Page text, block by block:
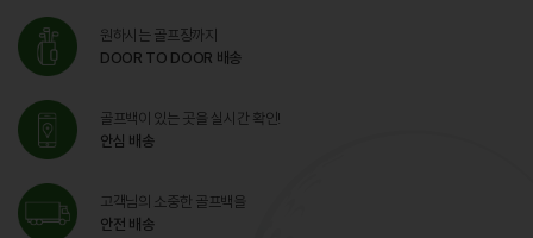
원하시는 골프장까지
DOOR TO DOOR 배송
골프백이 있는 곳을 실시간 확인!
안심 배송
고객님의 소중한 골프백을
안전 배송